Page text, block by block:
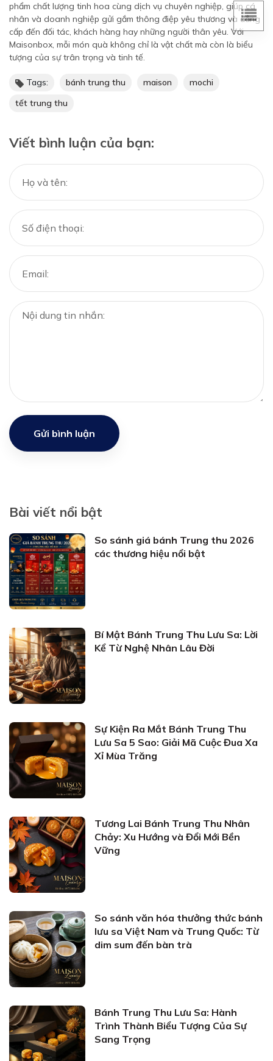
phẩm chất lượng tinh hoa cùng dịch vụ chuyên nghiệp, giúp cá
nhân và doanh nghiệp gửi gắm thông điệp yêu thương và đẳng
cấp đến đối tác, khách hàng hay những người thân yêu. Với
Maisonbox, mỗi món quà không chỉ là vật chất mà còn là biểu
tượng của sự trân trọng và tinh tế.
Tags: bánh trung thu maison
mochi
tết trung thu
Viết bình luận của bạn:
Gửi bình luận
Bài viết nổi bật
So sánh giá bánh Trung thu 2026
các thương hiệu nổi bật
Bí Mật Bánh Trung Thu Lưu Sa: Lời
Kể Từ Nghệ Nhân Lâu Đời
Sự Kiện Ra Mắt Bánh Trung Thu
Lưu Sa 5 Sao: Giải Mã Cuộc Đua Xa
Xỉ Mùa Trăng
Tương Lai Bánh Trung Thu Nhân
Chảy: Xu Hướng và Đổi Mới Bền
Vững
So sánh văn hóa thưởng thức bánh
lưu sa Việt Nam và Trung Quốc: Từ
dim sum đến bàn trà
Bánh Trung Thu Lưu Sa: Hành
Trình Thành Biểu Tượng Của Sự
Sang Trọng